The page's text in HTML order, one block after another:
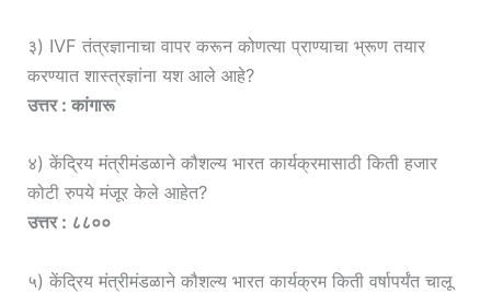
३) IVF तंत्रज्ञानाचा वापर करून कोणत्या प्राण्याचा भ्रूण तयार
करण्यात शास्त्रज्ञांना यश आले आहे?
उत्तर : कांगारू
४) केंद्रिय मंत्रीमंडळाने कौशल्य भारत कार्यक्रमासाठी किती हजार
कोटी रुपये मंजूर केले आहेत?
उत्तर : ८८००
५) केंद्रिय मंत्रीमंडळाने कौशल्य भारत कार्यक्रम किती वर्षापर्यंत चालू